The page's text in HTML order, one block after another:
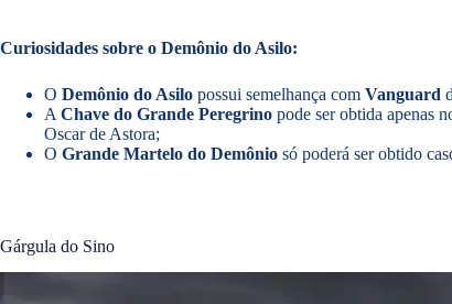
Curiosidades sobre o Demônio do Asilo:
O Demônio do Asilo possui semelhança com Vanguard
A Chave do Grande Peregrino pode ser obtida apenas
Oscar de Astora;
O Grande Martelo do Demônio só poderá ser obtido
Gárgula do Sino